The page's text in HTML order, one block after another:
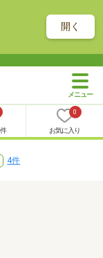
開く
0
お気に入り
4件